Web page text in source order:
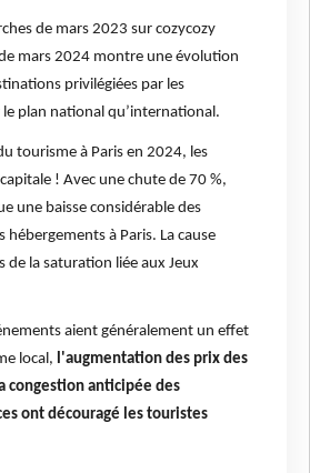
de mars 2023 sur cozycozy
mars 2024 montre une évolution
privilégiées par les
plan national qu’international.
tourisme à Paris en 2024, les
! Avec une chute de 70 %,
une baisse considérable des
hébergements à Paris. La cause
de la saturation liée aux Jeux
aient généralement un effet
local, l'augmentation des prix des
congestion anticipée des
ont découragé les touristes